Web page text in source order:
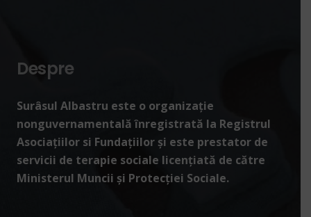
Despre
Surâsul Albastru este o organizație
nonguvernamentală înregistrată la Registrul
Asociațiilor si Fundațiilor și este prestator de
servicii de terapie sociale licențiată de către
Ministerul Muncii și Protecției Sociale.